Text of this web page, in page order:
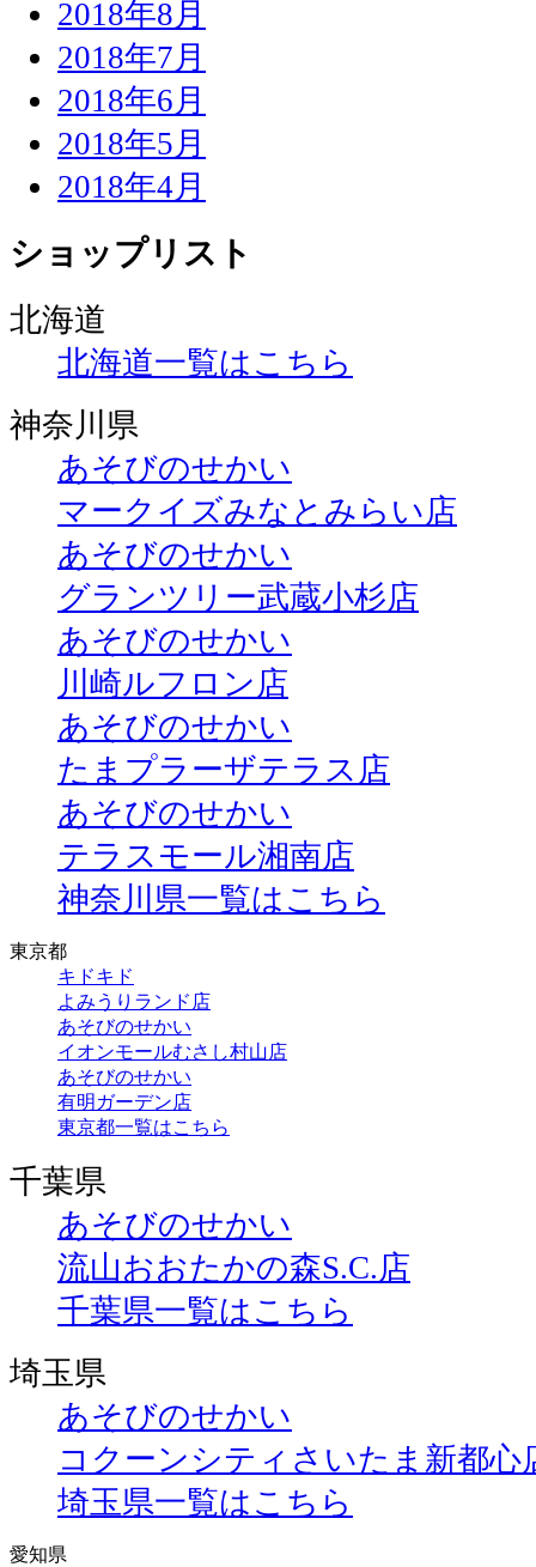
2018年8月
2018年7月
2018年6月
2018年5月
2018年4月
ショップリスト
北海道
北海道一覧はこちら
神奈川県
あそびのせかい
マークイズみなとみらい店
あそびのせかい
グランツリー武蔵小杉店
あそびのせかい
川崎ルフロン店
あそびのせかい
たまプラーザテラス店
あそびのせかい
テラスモール湘南店
神奈川県一覧はこちら
東京都
キドキド
よみうりランド店
あそびのせかい
イオンモールむさし村山店
あそびのせかい
有明ガーデン店
東京都一覧はこちら
千葉県
あそびのせかい
流山おおたかの森S.C.店
千葉県一覧はこちら
埼玉県
あそびのせかい
コクーンシティさいたま新都心
埼玉県一覧はこちら
愛知県